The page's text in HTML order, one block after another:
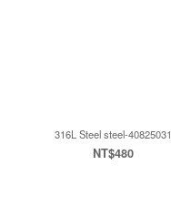
316L Steel steel-40825031
NT$480